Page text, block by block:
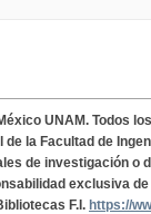
UNAM. Todos
la Facultad de
de investigación o
exclusiva
F.I. https://